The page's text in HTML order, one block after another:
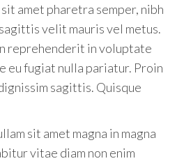
amet pharetra semper, nibh
velit mauris vel metus.
reprehenderit in voluptate
eu fugiat nulla pariatur. Proin
sagittis. Quisque
sit amet magna in magna
vitae diam non enim